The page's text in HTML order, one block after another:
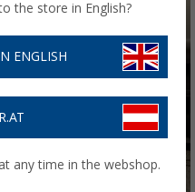
the store in English?
ENGLISH
any time in the webshop.